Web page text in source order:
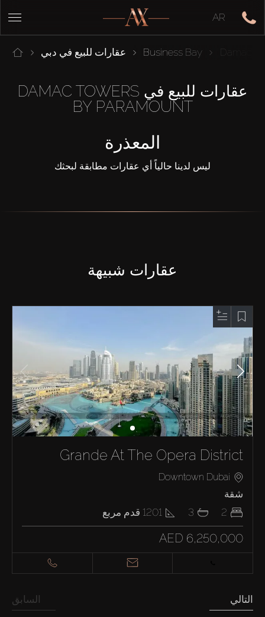
AR
عقارات للبيع في دبي Business Bay
عقارات للبيع في DAMAC TOWERS
BY PARAMOUNT
المعذرة
ليس لدينا حالياً أي عقارات مطابقة لبحثك
عقارات شبيهة
Grande At The Opera District
Downtown Dubai
شقة
2
3
1201 قدم مربع
AED 6,250,000
السابق التالي